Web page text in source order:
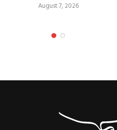
August 7, 2026